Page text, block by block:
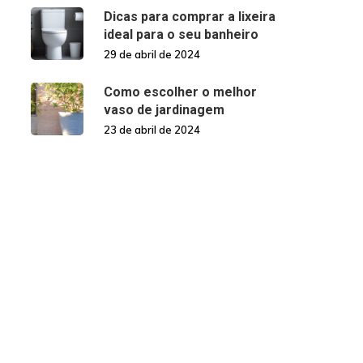
Dicas para comprar a lixeira
ideal para o seu banheiro
29 de abril de 2024
Como escolher o melhor
vaso de jardinagem
23 de abril de 2024